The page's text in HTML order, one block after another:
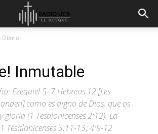
Diario
Inmutable
Ezequiel 5–7 Hebreos 12 [Les
como es digno de Dios, que os
(1 Tesalonicenses 2:12). La
Tesalonicenses 3:11-13; 4:9-12